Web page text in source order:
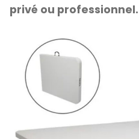
privé ou professionnel.